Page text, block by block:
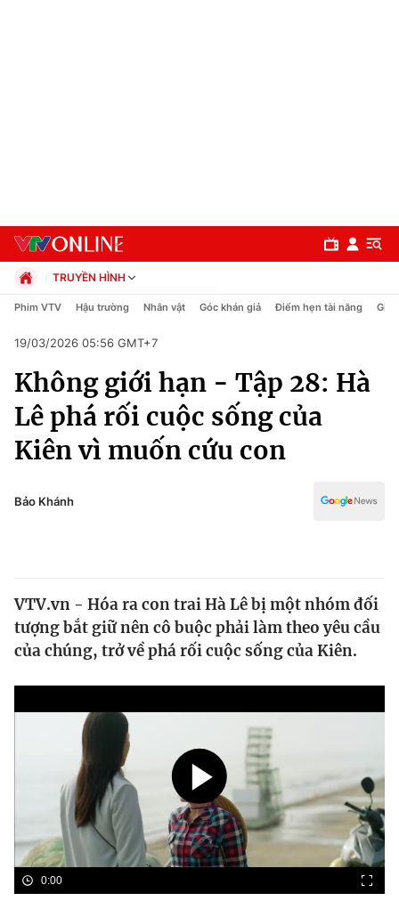
Chuyên mục
Chính trị
Xã hội
Pháp luật
Thế giới
Tin tức
Thế giới đó đây
Câu chuyện quốc tế
Kinh tế
Thị trường
Góc doanh nghiệp
Dữ liệu và đời sống
Truyền hình
Phim VTV
Hậu trường
Nhân vật
Giải trí
Điện ảnh
Âm nhạc
Đời sống
TRUYỀN HÌNH
Chính trị
Pháp luật
Kinh tế
Thể thao
Truyền hình
Văn hóa - Giải trí
Phim VTV Hậu trường Nhân vật Góc khán giả Điểm hẹn tài năng Giải
19/03/2026 05:56 GMT+7
Không giới hạn - Tập 28: Hà
Lê phá rối cuộc sống của
Kiên vì muốn cứu con
Bảo Khánh
VTV.vn - Hóa ra con trai Hà Lê bị một nhóm đối
tượng bắt giữ nên cô buộc phải làm theo yêu cầu
của chúng, trở về phá rối cuộc sống của Kiên.
0:00